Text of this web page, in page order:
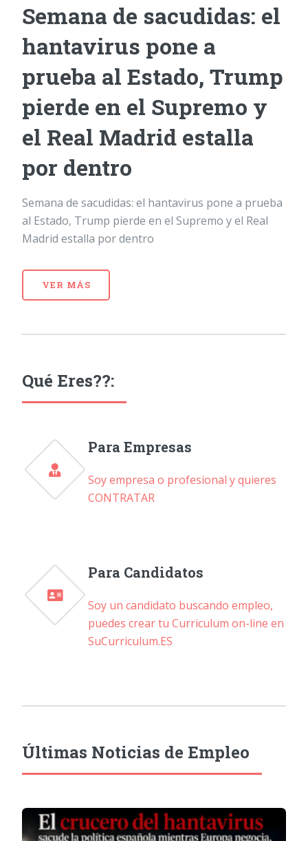
Semana de sacudidas: el
hantavirus pone a
prueba al Estado, Trump
pierde en el Supremo y
el Real Madrid estalla
por dentro
Semana de sacudidas: el hantavirus pone a prueba
al Estado, Trump pierde en el Supremo y el Real
Madrid estalla por dentro
VER MÁS
Qué Eres??:
Para Empresas
Soy empresa o profesional y quieres
CONTRATAR
Para Candidatos
Soy un candidato buscando empleo,
puedes crear tu Curriculum on-line en
SuCurriculum.ES
Últimas Noticias de Empleo